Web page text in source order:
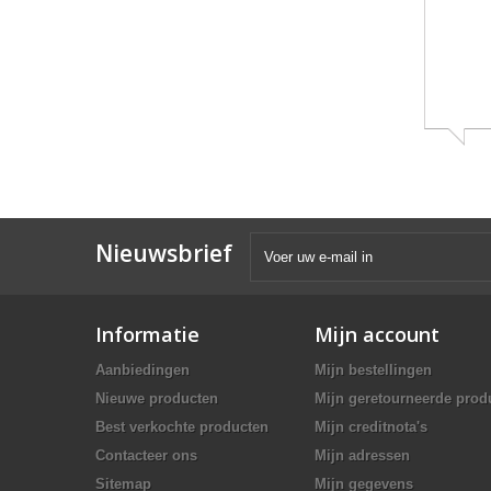
Popup
Nieuwsbrief
Informatie
Aanbiedingen
Nieuwe producten
Best verkochte producten
Contacteer ons
Sitemap
Mijn account
Mijn bestellingen
Mijn geretourneerde
Mijn creditnota's
Mijn adressen
Mijn gegevens